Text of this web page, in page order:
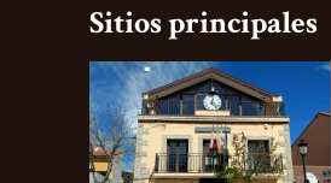
Sitios principales